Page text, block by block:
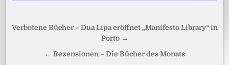
Beitragsnavigation
Verbotene Bücher – Dua Lipa eröffnet „Manifesto Library“ in
Porto →
← Rezensionen – Die Bücher des Monats